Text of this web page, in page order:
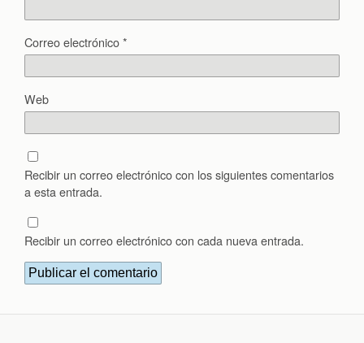
Correo electrónico*
Web
Recibir un correo electrónico con los siguientes comentarios
a esta entrada.
Recibir un correo electrónico con cada nueva entrada.